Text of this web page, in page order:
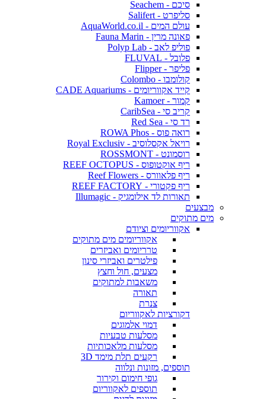
סיכם - Seachem
סליפרט - Salifert
עולם המים - AquaWorld.co.il
פאונה מרין - Fauna Marin
פוליפ לאב - Polyp Lab
פלובל - FLUVAL
פליפר - Flipper
קולומבו - Colombo
קייד אקווריומים - CADE Aquariums
קמור - Kamoer
קריב סי - CaribSea
רד סי - Red Sea
רואה פוס - ROWA Phos
רויאל אקסלוסיב - Royal Exclusiv
רוסמונט - ROSSMONT
ריף אוקטופוס - REEF OCTOPUS
ריף פלאוורס - Reef Flowers
ריף פקטורי - REEF FACTORY
תאורות לד אילומגיק - Illumagic
מבצעים
מים מתוקים
אקווריומים וציודם
אקווריומים מים מתוקים
טרריומים ואביזרים
פילטרים ואביזרי סינון
מצעים, חול וחצץ
משאבות למתוקים
תאורה
צנרת
דקורציות לאקווריום
דמוי אלמוגים
מסלעות טבעיות
מסלעות מלאכותיות
רקעים תלת מימד 3D
תוספים, מזונות ונלווה
גופי חימום וקירור
תוספים לאקווריום